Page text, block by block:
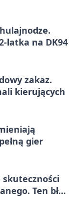
latka na DK94
zakaz.
kierujących
gier
skuteczności
Ten błąd